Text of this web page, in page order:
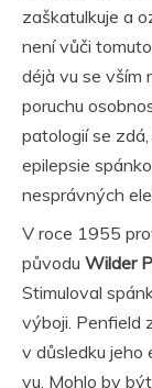
zaškatulkuje a
není vůči
déjà vu se vším
poruchu
patologií se
epilepsie
nesprávných
V roce 1955
původu Wilder
Stimuloval
výboji. Penfield
v důsledku jeho
vu. Mohlo by